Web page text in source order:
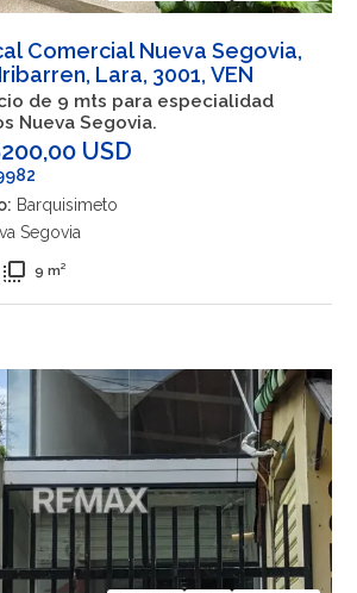
Comercial Nueva Segovia,
Lara, 3001, VEN
de 9 mts para especialidad
Nueva Segovia.
USD
Barquisimeto
Segovia
flip_to_front 9 m²